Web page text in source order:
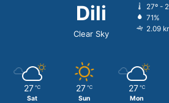
Dili
Clear Sky
27º -
71%
2.09
27 ℃
Sat
27 ℃
Sun
27 ℃
Mon